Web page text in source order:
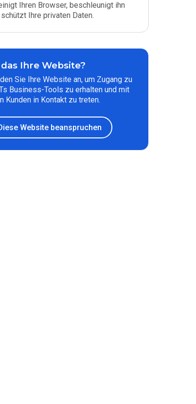
Ihren Browser, beschleunigt ihn
Ihre privaten Daten.
Ihre Website?
Sie Ihre Website an, um Zugang zu
Business-Tools zu erhalten und mit
Kunden in Kontakt zu treten.
Website beanspruchen